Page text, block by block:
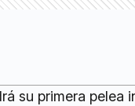
su primera pelea